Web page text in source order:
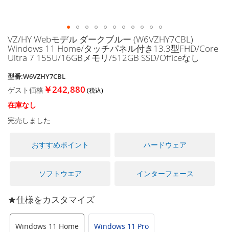
イ
メ
ー
ギ
ャ
ラ
リ
ー
る
VZ/HY Webモデル ダークブルー (W6VZHY7CBL)
Windows 11 Home/タッチパネル付き13.3型FHD/Core
Ultra 7 155U/16GBメモリ/512GB SSD/Officeなし
型番:W6VZHY7CBL
ゲスト価格 ￥242,880
在庫なし
完売しました
おすすめポイント ハードウェア
ソフトウエア インターフェース
★仕様をカスタマイズ
Windows 11 Home Windows 11 Pro